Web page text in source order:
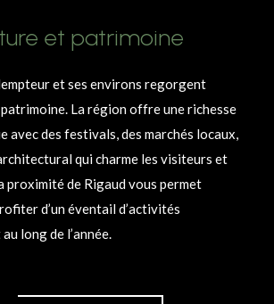
et patrimoine
et ses environs regorgent
La région offre une richesse
avec des festivals, des marchés locaux,
qui charme les visiteurs et
proximité de Rigaud vous permet
d’un éventail d’activités
long de l’année.